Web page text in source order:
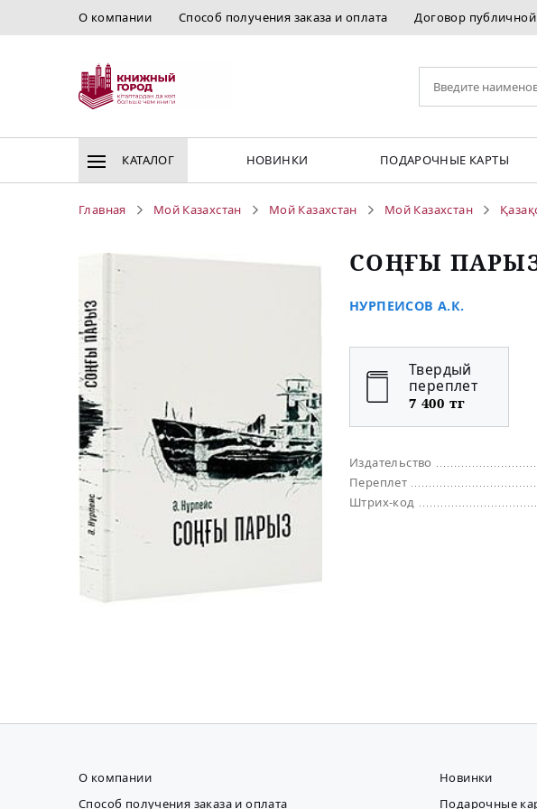
О компании Способ получения заказа и оплата Договор
КАТАЛОГ НОВИНКИ ПОДАРОЧНЫЕ КАРТЫ
Главная Мой Казахстан Мой Казахстан Мой Казахстан
СОҢҒЫ
НУРПЕИСОВ А.К.
Твердый
переплет
7 400 тг
Издательство
Переплет
Штрих-код
О компании
Способ получения заказа и оплата
Новинки
Подарочные